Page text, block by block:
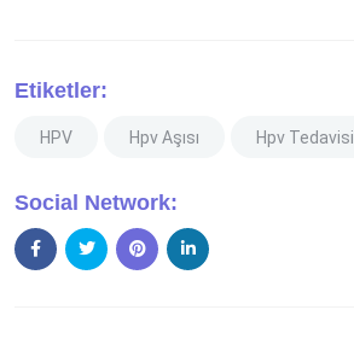
Etiketler:
HPV Hpv Aşısı Hpv Tedavisi
Social Network: